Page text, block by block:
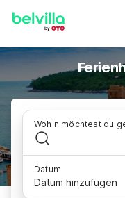
Wohin möchtest du
Datum
Datum hinzufügen